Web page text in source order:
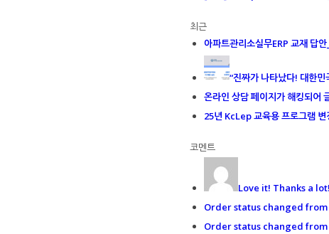
최근
아파트관리소실무ERP 교재 답
“진짜가 나타났다! 대한민
온라인 상담 페이지가 해킹되어
25년 KcLep 교육용 프로그램 변
코멘트
Love it! Thanks a lot!
Order status changed
Order status changed